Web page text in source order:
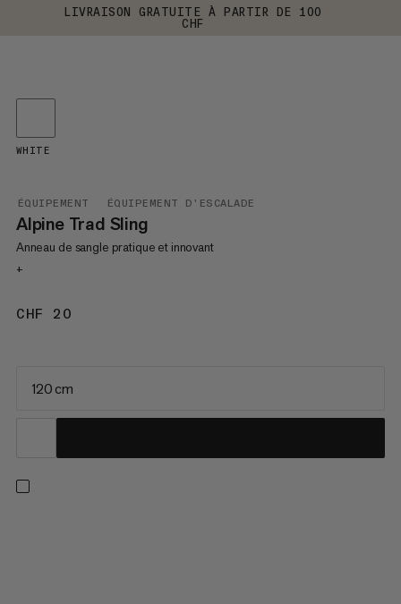
LIVRAISON GRATUITE À PARTIR DE 100
CHF
ÉQUIPEMENT ÉQUIPEMENT D'ESCALADE
Alpine Trad Sling
Anneau de sangle pratique et innovant
+
CHF 20
WHITE
120 cm